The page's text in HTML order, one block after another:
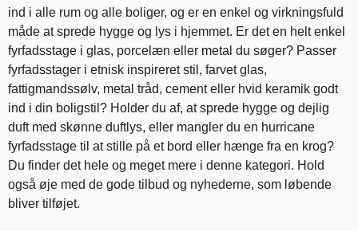
ind i alle rum og alle boliger, og er en enkel og virkningsfuld
måde at sprede hygge og lys i hjemmet. Er det en helt enkel
fyrfadsstage i glas, porcelæn eller metal du søger? Passer
fyrfadsstager i etnisk inspireret stil, farvet glas,
fattigmandssølv, metal tråd, cement eller hvid keramik godt
ind i din boligstil? Holder du af, at sprede hygge og dejlig
duft med skønne duftlys, eller mangler du en hurricane
fyrfadsstage til at stille på et bord eller hænge fra en krog?
Du finder det hele og meget mere i denne kategori. Hold
også øje med de gode tilbud og nyhederne, som løbende
bliver tilføjet.